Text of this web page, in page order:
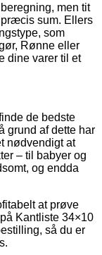
men tit
sum. Ellers
som
Rønne eller
dine varer til et
de bedste
grund af dette har
nødvendigt at
– til babyer og
og endda
at prøve
Kantliste 34×10
så du er